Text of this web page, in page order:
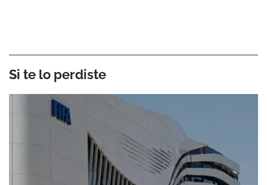
Si te lo perdiste